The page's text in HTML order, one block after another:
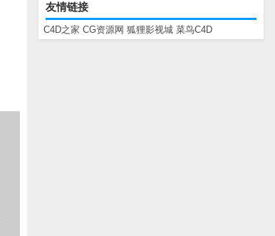
友情链接
C4D之家 CG资源网 狐狸影视城 菜鸟C4D